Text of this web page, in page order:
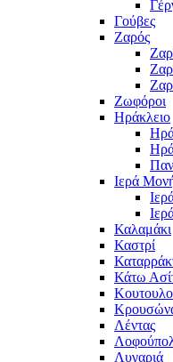
Γούβες
Ζαρός
Ζωφόροι
Ηράκλειο
Ιερά
Καλαμάκι
Καστρί
Κάτω
Λέντας
Λυγαριά